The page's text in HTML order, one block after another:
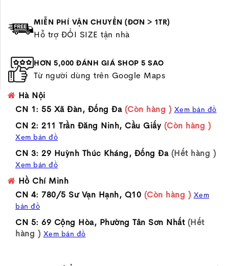
MIỄN PHÍ VẬN CHUYỂN (ĐƠN > 1TR)
Hỗ trợ ĐỔI SIZE tận nhà
HƠN 5,000 ĐÁNH GIÁ SHOP 5 SAO
Từ người dùng trên Google Maps
Hà Nội
CN 1: 55 Xã Đàn, Đống Đa (Còn hàng ) Xem bản đồ
CN 2: 211 Trần Đăng Ninh, Cầu Giấy (Còn hàng )
Xem bản đồ
CN 3: 29 Huỳnh Thúc Kháng, Đống Đa (Hết hàng )
Xem bản đồ
Hồ Chí Minh
CN 4: 780/5 Sư Vạn Hạnh, Q10 (Còn hàng ) Xem
bản đồ
CN 5: 69 Cộng Hòa, Phường Tân Sơn Nhất (Hết
hàng ) Xem bản đồ